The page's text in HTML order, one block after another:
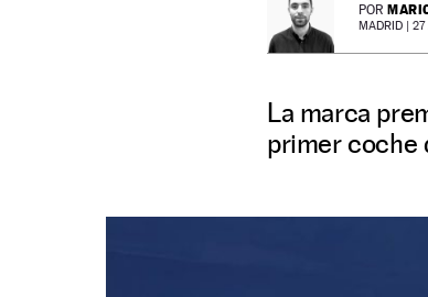
POR
MADRID | 27
La marca
primer coche